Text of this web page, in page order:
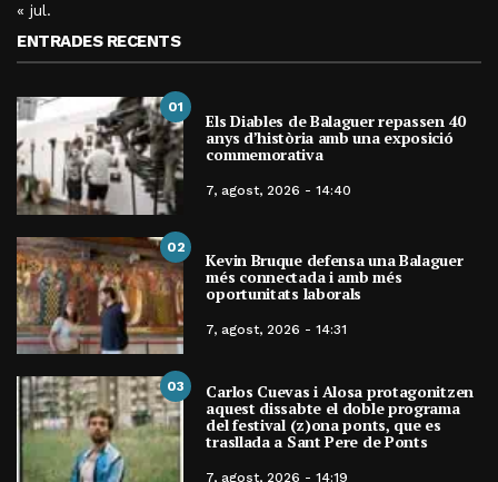
« jul.
ENTRADES RECENTS
01
Els Diables de Balaguer repassen 40
anys d’història amb una exposició
commemorativa
7, agost, 2026 - 14:40
02
Kevin Bruque defensa una Balaguer
més connectada i amb més
oportunitats laborals
7, agost, 2026 - 14:31
03 Carlos Cuevas i Alosa protagonitzen
aquest dissabte el doble programa
del festival (z)ona ponts, que es
trasllada a Sant Pere de Ponts
7, agost, 2026 - 14:19